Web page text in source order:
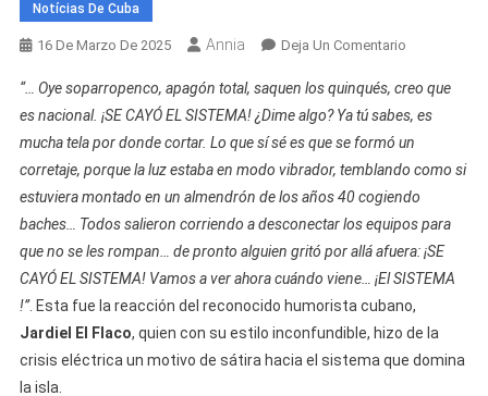
Notícias De Cuba
16 De Marzo De 2025 Annia Deja Un ComentarioEn
Cayó
El
Sistema
En
Cuba!
“… Oye soparropenco, apagón total, saquen los quinqués, creo que
es nacional. ¡SE CAYÓ EL SISTEMA! ¿Dime algo? Ya tú sabes, es
mucha tela por donde cortar. Lo que sí sé es que se formó un
corretaje, porque la luz estaba en modo vibrador, temblando como si
estuviera montado en un almendrón de los años 40 cogiendo
baches… Todos salieron corriendo a desconectar los equipos para
que no se les rompan… de pronto alguien gritó por allá afuera: ¡SE
CAYÓ EL SISTEMA! Vamos a ver ahora cuándo viene… ¡El SISTEMA
!”. Esta fue la reacción del reconocido humorista cubano,
Jardiel El Flaco, quien con su estilo inconfundible, hizo de la
crisis eléctrica un motivo de sátira hacia el sistema que domina
la isla.